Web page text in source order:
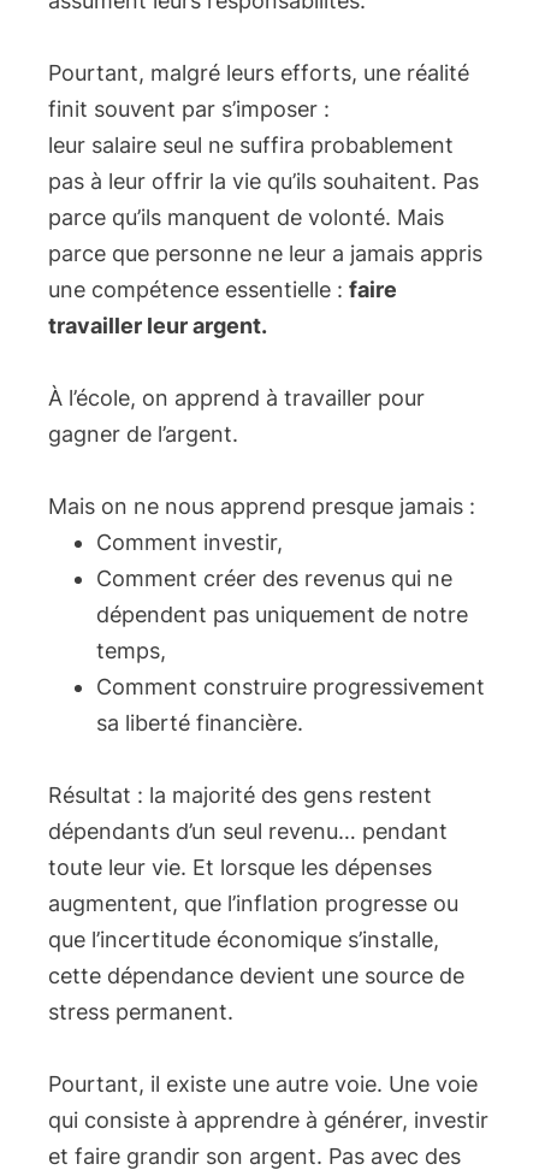
Pourtant, malgré leurs efforts, une réalité
finit souvent par s’imposer :
leur salaire seul ne suffira probablement
pas à leur offrir la vie qu’ils souhaitent. Pas
parce qu’ils manquent de volonté. Mais
parce que personne ne leur a jamais appris
une compétence essentielle : faire
travailler leur argent.
À l’école, on apprend à travailler pour
gagner de l’argent.
Mais on ne nous apprend presque jamais :
Comment investir,
Comment créer des revenus qui ne
dépendent pas uniquement de notre
temps,
Comment construire progressivement
sa liberté financière.
Résultat : la majorité des gens restent
dépendants d’un seul revenu… pendant
toute leur vie. Et lorsque les dépenses
augmentent, que l’inflation progresse ou
que l’incertitude économique s’installe,
cette dépendance devient une source de
stress permanent.
Pourtant, il existe une autre voie. Une voie
qui consiste à apprendre à générer, investir
et faire grandir son argent. Pas avec des